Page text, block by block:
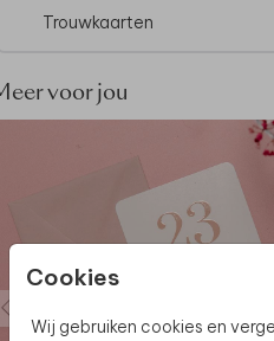
Cookies
Wij gebruiken cookies en
Dit gaat slechts om een
Trouwkaarten
voor jou